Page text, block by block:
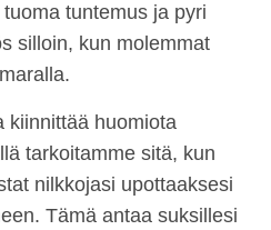
tuntemus ja pyri
silloin, kun molemmat
kiinnittää huomiota
tarkoitamme sitä, kun
nilkkojasi upottaaksesi
Tämä antaa suksillesi